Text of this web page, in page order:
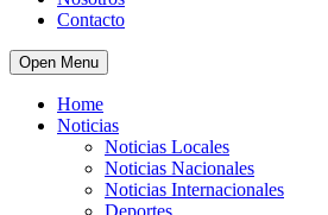
Contacto
Open Menu
Home
Noticias
Noticias Locales
Noticias Nacionales
Noticias Internacionales
Deportes